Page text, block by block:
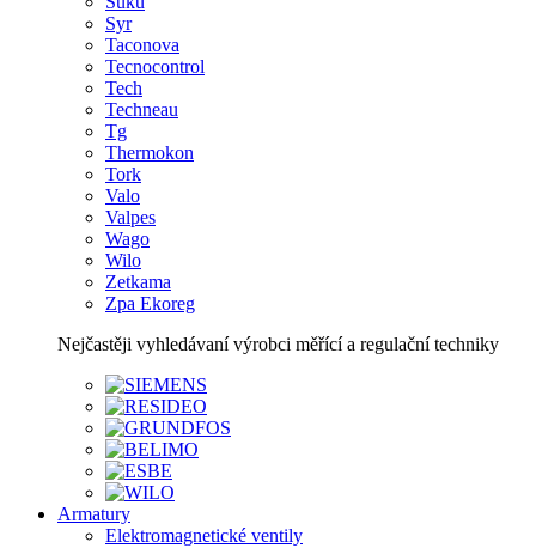
Syr
Taconova
Tecnocontrol
Tech
Techneau
Tg
Thermokon
Tork
Valo
Valpes
Wago
Wilo
Zetkama
Zpa Ekoreg
Nejčastěji vyhledávaní výrobci měřící a regulační techniky
Armatury
Elektromagnetické ventily